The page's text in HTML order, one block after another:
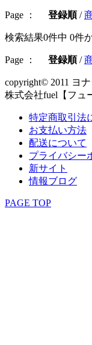
Page ： 登録順/
検索結果0件中 0件
Page ： 登録順/
copyright© 2011 ヨ
株式会社fuel【フュ
特定商取引法
お支払い方法
配送について
プライバシー
新サイト
情報ブログ
PAGE TOP